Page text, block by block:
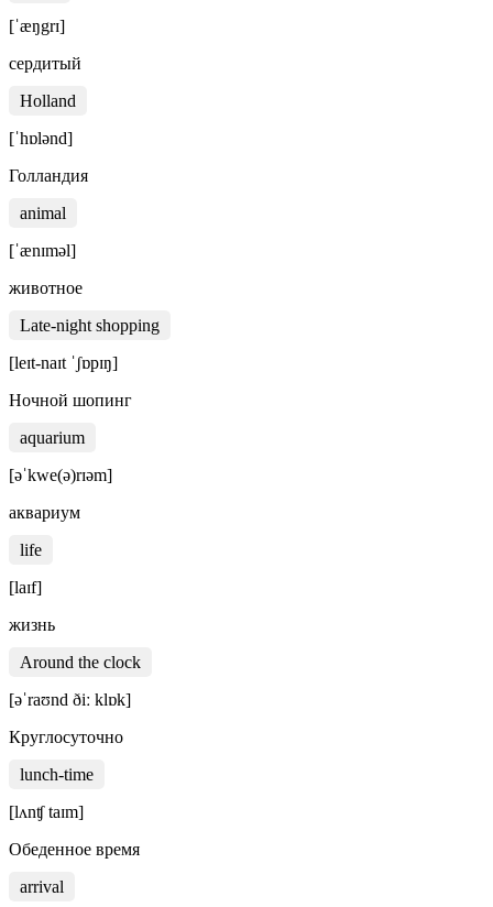
[ˈæŋgrɪ]
сердитый
Holland
[ˈhɒlənd]
Голландия
animal
[ˈænɪməl]
животное
Late-night shopping
[leɪt-naɪt ˈʃɒpɪŋ]
Ночной шопинг
aquarium
[əˈkwe(ə)rɪəm]
аквариум
life
[laɪf]
жизнь
Around the clock
[əˈraʊnd ðiː klɒk]
Круглосуточно
lunch-time
[lʌnʧ taɪm]
Обеденное время
arrival